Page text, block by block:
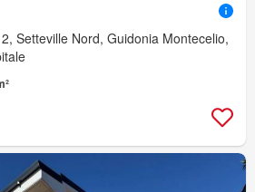
Setteville Nord, Guidonia Montecelio,